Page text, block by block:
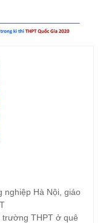
nghiệp Hà Nội, giáo
THPT ở quê